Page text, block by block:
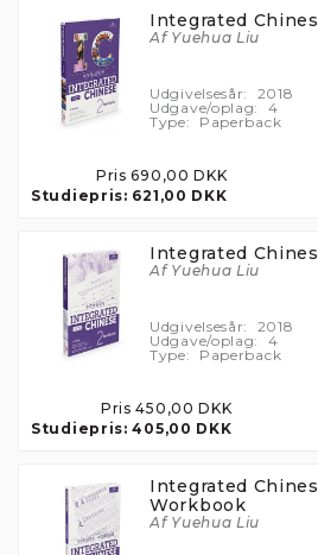
Integrated
Af Yuehua Liu
Udgivelsesår:
2018
Udgave/oplag:
4
Type:
Paperback
Pris 690,00 DKK
Studiepris: 621,00 DKK
Integrated
Af Yuehua Liu
Udgivelsesår:
2018
Udgave/oplag:
4
Type:
Paperback
Pris 450,00 DKK
Studiepris: 405,00 DKK
Integrated
Workbook
Af Yuehua Liu